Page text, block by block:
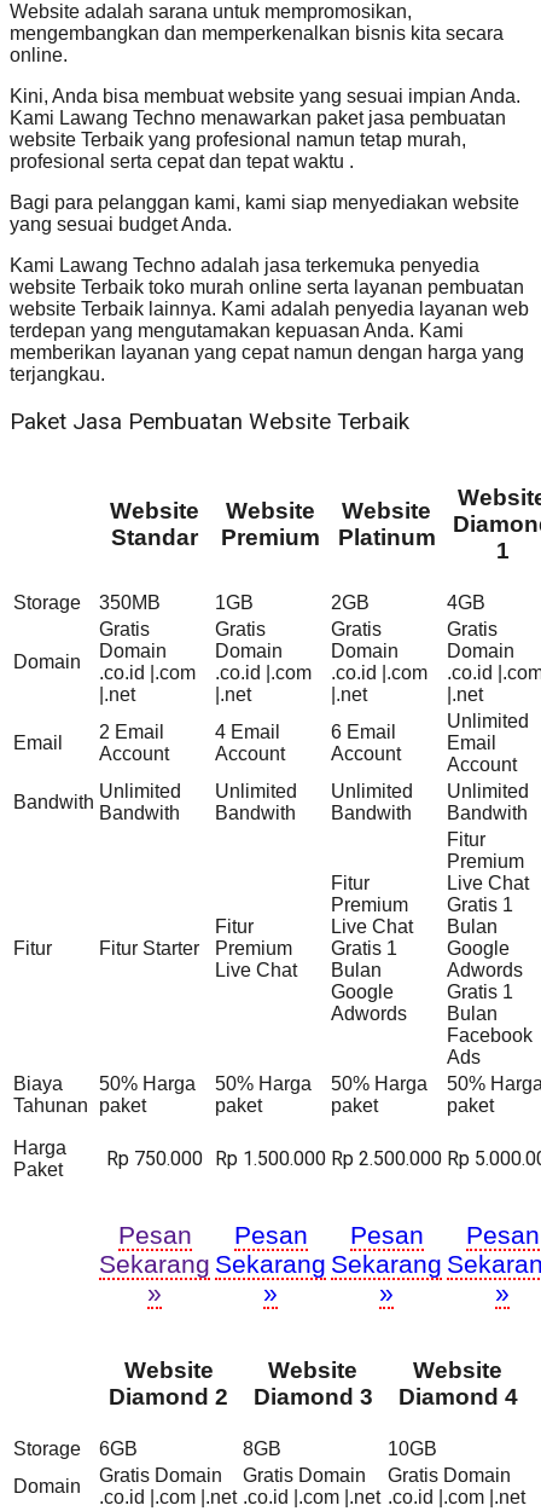
Website adalah sarana untuk mempromosikan,
mengembangkan dan memperkenalkan bisnis kita secara
online.
Kini, Anda bisa membuat website yang sesuai impian Anda.
Kami Lawang Techno menawarkan paket jasa pembuatan
website Terbaik yang profesional namun tetap murah,
profesional serta cepat dan tepat waktu .
Bagi para pelanggan kami, kami siap menyediakan website
yang sesuai budget Anda.
Kami Lawang Techno adalah jasa terkemuka penyedia
website Terbaik toko murah online serta layanan pembuatan
website Terbaik lainnya. Kami adalah penyedia layanan web
terdepan yang mengutamakan kepuasan Anda. Kami
memberikan layanan yang cepat namun dengan harga yang
terjangkau.
Paket Jasa Pembuatan Website Terbaik
Website
Standar
Website
Premium
Website
Platinum
1
Storage 350MB 1GB 2GB 4GB
Domain
Gratis
Domain
.co.id |.com
|.net
Gratis
Domain
.co.id |.com
|.net
Gratis
Domain
.co.id |.com
|.net
Gratis
Domain
.co.id
|.net
Email
2 Email
Account
4 Email
Account
6 Email
Account
Unlimited
Email
Account
Bandwith
Unlimited
Bandwith
Unlimited
Bandwith
Unlimited
Bandwith
Unlimited
Bandwith
Fitur Fitur Starter
Fitur
Premium
Live Chat
Fitur
Premium
Live Chat
Gratis 1
Bulan
Google
Adwords
Fitur
Premium
Live Chat
Gratis 1
Bulan
Google
Adwords
Gratis 1
Bulan
Facebook
Ads
Biaya
Tahunan
50% Harga
paket
50% Harga
paket
50% Harga
paket
50%
paket
Harga
Paket
Rp 750.000 Rp 1.500.000 Rp 2.500.000 Rp
Pesan
Sekarang
»
Pesan
Sekarang
»
Pesan
Sekarang
»
Pesan
»
Website
Diamond 2
Website
Diamond 3
Website
Diamond 4
Storage 6GB 8GB
10GB
Domain
Gratis Domain
.co.id |.com |.net
Gratis Domain
.co.id |.com |.net
Gratis Domain
.co.id |.com |.net